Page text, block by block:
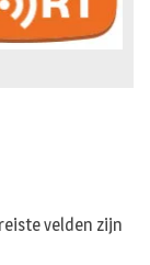
velden zijn